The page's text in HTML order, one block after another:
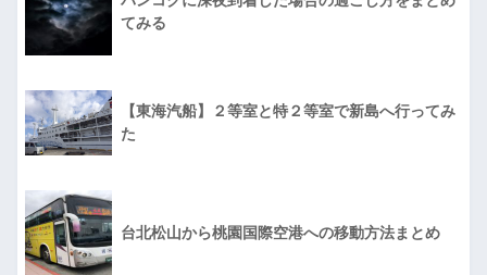
てみる
【東海汽船】２等室と特２等室で新島へ行ってみ
た
台北松山から桃園国際空港への移動方法まとめ